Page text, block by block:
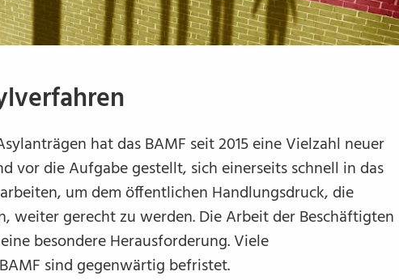
hat das BAMF seit 2015 eine Vielzahl neuer
vor die Aufgabe gestellt, sich einerseits schnell in das
um dem öffentlichen Handlungsdruck, die
weiter gerecht zu werden. Die Arbeit der Beschäftigten
besondere Herausforderung. Viele
sind gegenwärtig befristet.